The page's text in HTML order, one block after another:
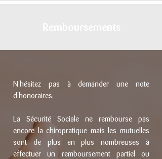
N'hésitez pas à demander une note
d'honoraires.
La Sécurité Sociale ne rembourse pas
encore la chiropratique mais les mutuelles
sont de plus en plus nombreuses à
effectuer un remboursement partiel ou